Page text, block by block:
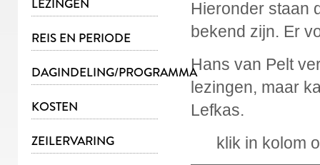
LEZINGEN
REIS EN PERIODE
DAGINDELING/PROGRAMMA
KOSTEN
ZEILERVARING
Hieronder staan
bekend zijn. Er
Hans van Pelt
lezingen, maar
Lefkas.
klik in kolom